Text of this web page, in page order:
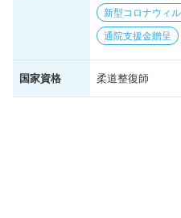
新型コロナウィ
通院支援金贈呈
国家資格 柔道整復師